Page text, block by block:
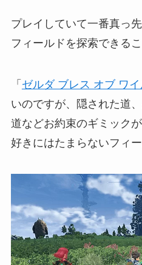
プレイしていて一番真っ
フィールドを探索できるこ
「 ゼルダ ブレス オブ ワイ
いのですが、隠された道
道などお約束のギミック
好きにはたまらないフィ